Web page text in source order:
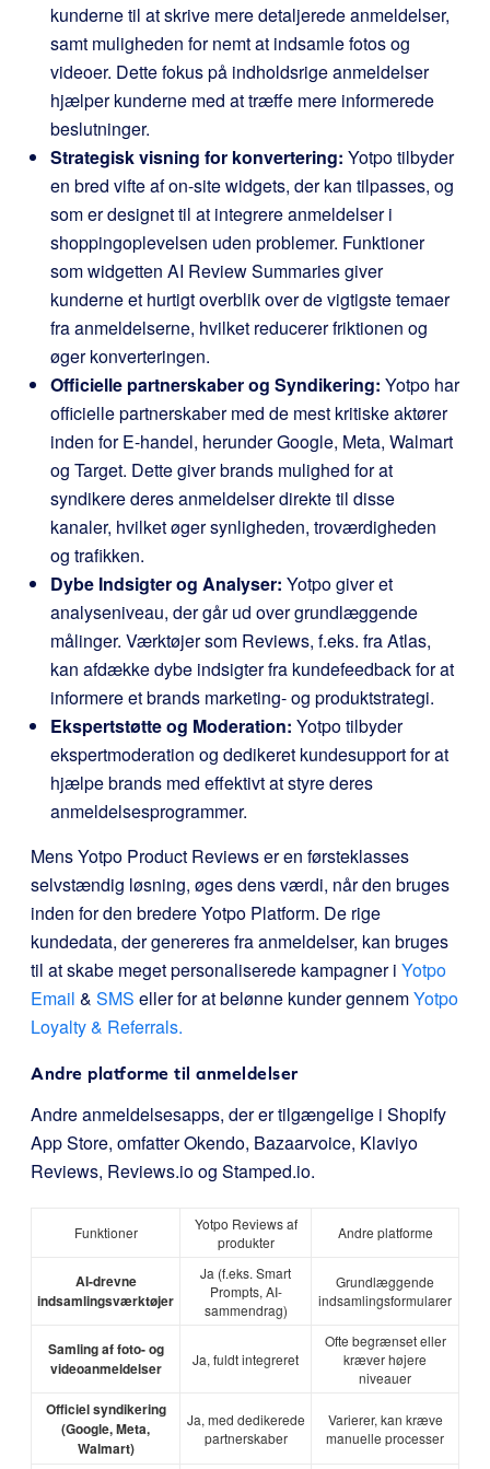
kunderne til at skrive mere detaljerede anmeldelser,
samt muligheden for nemt at indsamle fotos og
videoer. Dette fokus på indholdsrige anmeldelser
hjælper kunderne med at træffe mere informerede
beslutninger.
Strategisk visning for konvertering: Yotpo tilbyder
en bred vifte af on-site widgets, der kan tilpasses, og
som er designet til at integrere anmeldelser i
shoppingoplevelsen uden problemer. Funktioner
som widgetten AI Review Summaries giver
kunderne et hurtigt overblik over de vigtigste temaer
fra anmeldelserne, hvilket reducerer friktionen og
øger konverteringen.
Officielle partnerskaber og Syndikering: Yotpo har
officielle partnerskaber med de mest kritiske aktører
inden for E-handel, herunder Google, Meta, Walmart
og Target. Dette giver brands mulighed for at
syndikere deres anmeldelser direkte til disse
kanaler, hvilket øger synligheden, troværdigheden
og trafikken.
Dybe Indsigter og Analyser: Yotpo giver et
analyseniveau, der går ud over grundlæggende
målinger. Værktøjer som Reviews, f.eks. fra Atlas,
kan afdække dybe indsigter fra kundefeedback for at
informere et brands marketing- og produktstrategi.
Ekspertstøtte og Moderation: Yotpo tilbyder
ekspertmoderation og dedikeret kundesupport for at
hjælpe brands med effektivt at styre deres
anmeldelsesprogrammer.
Mens Yotpo Product Reviews er en førsteklasses
selvstændig løsning, øges dens værdi, når den bruges
inden for den bredere Yotpo Platform. De rige
kundedata, der genereres fra anmeldelser, kan bruges
til at skabe meget personaliserede kampagner i Yotpo
Email & SMS eller for at belønne kunder gennemYotpo
Loyalty & Referrals.
Andre platforme til anmeldelser
Andre anmeldelsesapps, der er tilgængelige i Shopify
App Store, omfatter Okendo, Bazaarvoice, Klaviyo
Reviews, Reviews.io og Stamped.io.
Funktioner
Yotpo Reviews af
produkter
Andre platforme
AI-drevne
indsamlingsværktøjer
Ja (f.eks. Smart
Prompts, AI-
sammendrag)
Grundlæggende
indsamlingsformularer
Samling af foto- og
videoanmeldelser
Ja, fuldt integreret
Ofte begrænset eller
kræver højere
niveauer
Officiel syndikering
(Google, Meta,
Walmart)
Ja, med dedikerede
partnerskaber
Varierer, kan kræve
manuelle processer